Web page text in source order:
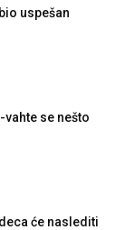
uspešan
vahte se nešto
će naslediti